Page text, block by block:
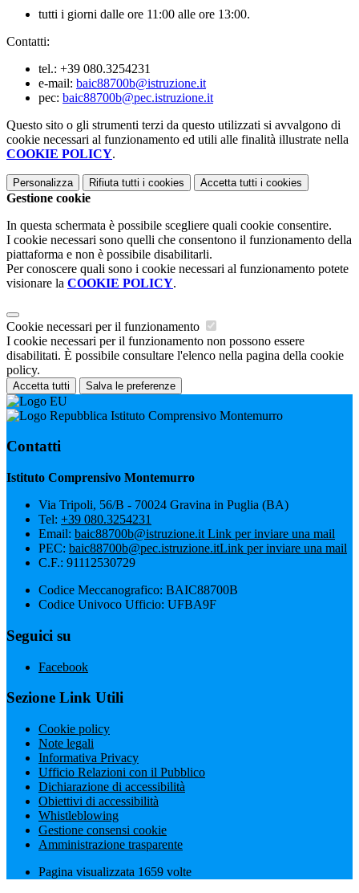
tutti i giorni dalle ore 11:00 alle ore 13:00.
Contatti:
tel.: +39 080.3254231
e-mail: baic88700b@istruzione.it
pec: baic88700b@pec.istruzione.it
Questo sito o gli strumenti terzi da questo utilizzati si avvalgono di
cookie necessari al funzionamento ed utili alle finalità illustrate nella
COOKIE POLICY.
Personalizza Rifiuta tutti i cookies Accetta tutti i cookies
Gestione cookie
In questa schermata è possibile scegliere quali cookie consentire.
I cookie necessari sono quelli che consentono il funzionamento della
piattaforma e non è possibile disabilitarli.
Per conoscere quali sono i cookie necessari al funzionamento potete
visionare la COOKIE POLICY.
Cookie necessari per il funzionamento
I cookie necessari per il funzionamento non possono essere
disabilitati. È possibile consultare l'elenco nella pagina della cookie
policy.
Accetta tutti Salva le preferenze
Istituto Comprensivo Montemurro
Contatti
Istituto Comprensivo Montemurro
Via Tripoli, 56/B - 70024 Gravina in Puglia (BA)
Tel: +39 080.3254231
Email: baic88700b@istruzione.it Link per inviare una mail
PEC: baic88700b@pec.istruzione.itLink per inviare una mail
C.F.: 91112530729
Codice Meccanografico: BAIC88700B
Codice Univoco Ufficio: UFBA9F
Seguici su
Facebook
Sezione Link Utili
Cookie policy
Note legali
Informativa Privacy
Ufficio Relazioni con il Pubblico
Dichiarazione di accessibilità
Obiettivi di accessibilità
Whistleblowing
Gestione consensi cookie
Amministrazione trasparente
Pagina visualizzata 1659 volte